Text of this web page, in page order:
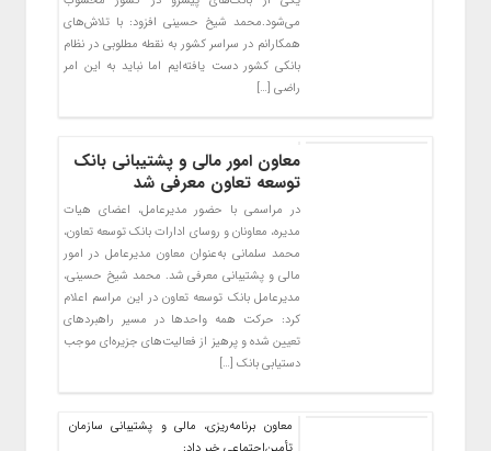
می‌شود.محمد شیخ حسینی افزود: با تلاش‌های
همکارانم در سراسر کشور به نقطه مطلوبی در نظام
بانکی کشور دست یافته‌ایم اما نباید به این امر
راضی […]
معاون امور مالی و پشتیبانی بانک
توسعه تعاون معرفی شد
در مراسمی با حضور مدیرعامل، اعضای هیات
مدیره، معاونان و روسای ادارات بانک توسعه تعاون،
محمد سلمانی به‌عنوان معاون مدیرعامل در امور
مالی و پشتیبانی معرفی شد. محمد شیخ حسینی،
مدیرعامل بانک توسعه تعاون در این مراسم اعلام
کرد: حرکت همه واحدها در مسیر راهبردهای
تعیین شده و پرهیز از فعالیت‌های جزیره‌ای موجب
دستیابی بانک […]
معاون برنامه‌ریزی، مالی و پشتیبانی سازمان